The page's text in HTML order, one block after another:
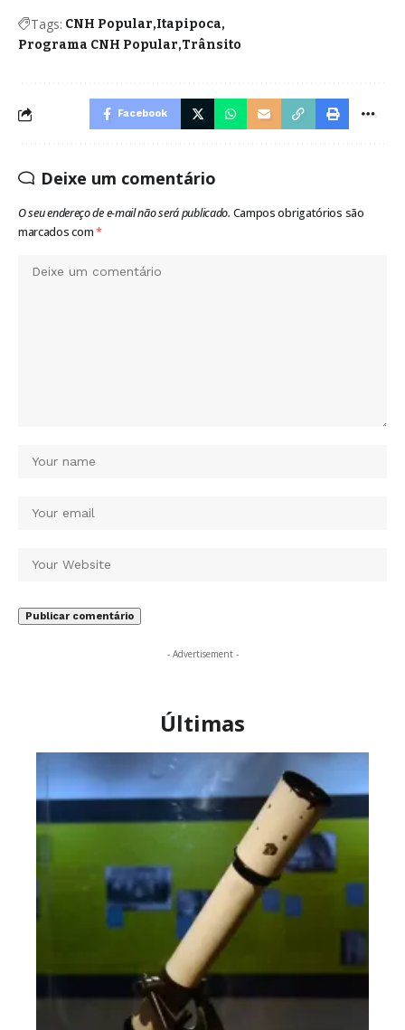
Tags: CNH Popular Itapipoca
Programa CNH Popular Trânsito
Facebook
Deixe um comentário
O seu endereço de e-mail não será publicado. Campos obrigatórios são
marcados com*
- Advertisement -
Últimas